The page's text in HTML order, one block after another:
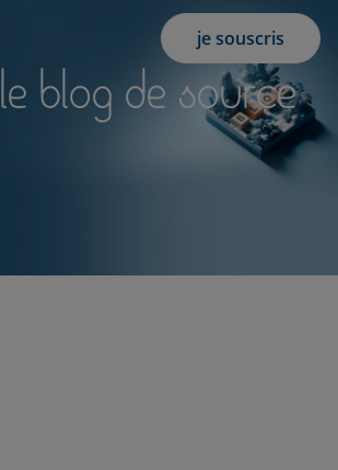
je souscris
le blog de source